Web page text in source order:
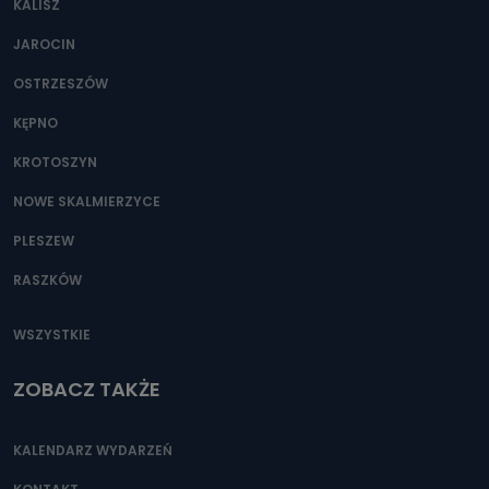
Można to zrobić pod numerem telefonu 62 735-51-05 lub
KALISZ
JAROCIN
OSTRZESZÓW
KĘPNO
KROTOSZYN
NOWE SKALMIERZYCE
PLESZEW
RASZKÓW
WSZYSTKIE
ZOBACZ TAKŻE
KALENDARZ WYDARZEŃ